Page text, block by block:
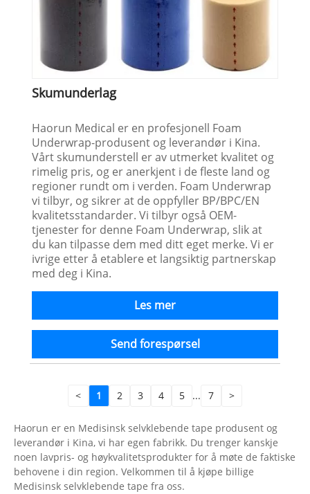
Skumunderlag
Haorun Medical er en profesjonell Foam
Underwrap-produsent og leverandør i Kina.
Vårt skumunderstell er av utmerket kvalitet og
rimelig pris, og er anerkjent i de fleste land og
regioner rundt om i verden. Foam Underwrap
vi tilbyr, og sikrer at de oppfyller BP/BPC/EN
kvalitetsstandarder. Vi tilbyr også OEM-
tjenester for denne Foam Underwrap, slik at
du kan tilpasse dem med ditt eget merke. Vi er
ivrige etter å etablere et langsiktig partnerskap
med deg i Kina.
Les mer
Send forespørsel
< 1 2 3 4 5 ... 7 >
Haorun er en Medisinsk selvklebende tape produsent og
leverandør i Kina, vi har egen fabrikk. Du trenger kanskje
noen lavpris- og høykvalitetsprodukter for å møte de faktiske
behovene i din region. Velkommen til å kjøpe billige
Medisinsk selvklebende tape fra oss.